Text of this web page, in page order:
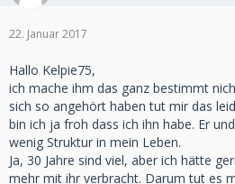
22. Januar 2017
Hallo Kelpie75,
ich mache ihm das ganz bestimmt
sich so angehört haben tut mir das
bin ich ja froh dass ich ihn habe. Er
wenig Struktur in mein Leben.
Ja, 30 Jahre sind viel, aber ich hätte
mehr mit ihr verbracht. Darum tut es